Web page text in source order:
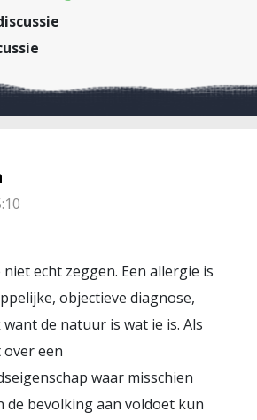
echt zeggen. Een allergie is
objectieve diagnose,
de natuur is wat ie is. Als
een
waar misschien
de bevolking aan voldoet kun